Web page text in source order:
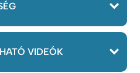
VIDEÓK